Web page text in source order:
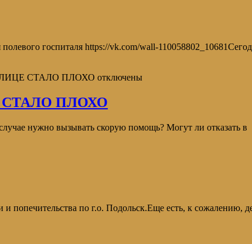
госпиталя https://vk.com/wall-
СТАЛО ПЛОХО отключены
ПЛОХО
нужно вызывать скорую помощь? Могут ли отказать в
попечительства по г.о. Подольск.Еще есть, к сожалению,